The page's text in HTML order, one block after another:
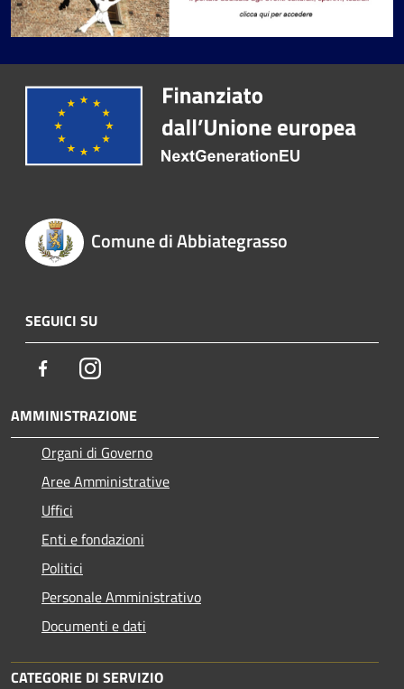
Comune di Abbiategrasso
SEGUICI SU
FacebookInstagram
AMMINISTRAZIONE
Organi di Governo
Aree Amministrative
Uffici
Enti e fondazioni
Politici
Personale Amministrativo
Documenti e dati
CATEGORIE DI SERVIZIO